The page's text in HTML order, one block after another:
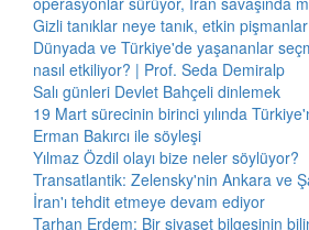
Gizli tanıklar neye tanık, etkin
Dünyada ve Türkiye'de yaşananlar
nasıl etkiliyor? | Prof. Seda Demiralp
Salı günleri Devlet Bahçeli dinlemek
19 Mart sürecinin birinci yılında
Erman Bakırcı ile söyleşi
Yılmaz Özdil olayı bize neler söylüyor?
Transatlantik: Zelensky'nin Ankara ve
İran'ı tehdit etmeye devam ediyor
Tarhan Erdem: Bir siyaset bilgesinin